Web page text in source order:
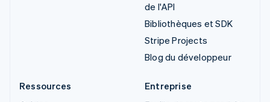
de l'API
Bibliothèques et SDK
Stripe Projects
Blog du développeur
Ressources
Entreprise